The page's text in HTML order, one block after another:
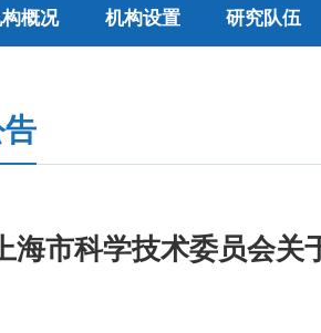
概况 机构设置 研究队伍
海市科学技术委员会关